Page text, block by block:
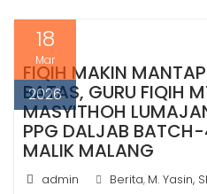
18
Mar
2026
FIQIH MAKIN
BATAS, GURU FIQIH
MASYITHOH
PPG DALJAB
MALIK MALANG
admin Berita, M. Yasin,